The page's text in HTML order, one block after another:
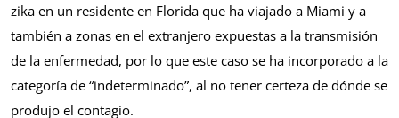
zika en un residente en Florida que ha viajado a Miami y a
también a zonas en el extranjero expuestas a la transmisión
de la enfermedad, por lo que este caso se ha incorporado a la
categoría de “indeterminado”, al no tener certeza de dónde se
produjo el contagio.